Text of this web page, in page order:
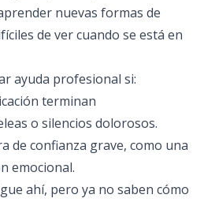
nuevas formas de
de ver cuando se está en
ayuda profesional si:
terminan
o silencios dolorosos.
de confianza grave, como una
emocional.
ahí, pero ya no saben cómo